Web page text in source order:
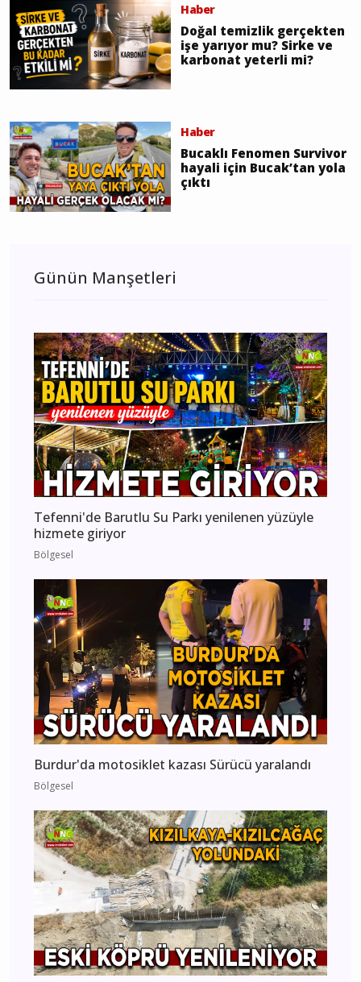
Haber
Doğal temizlik gerçekten
işe yarıyor mu? Sirke ve
karbonat yeterli mi?
Haber
Bucaklı Fenomen Survivor
hayali için Bucak’tan yola
çıktı
Günün Manşetleri
Tefenni'de Barutlu Su Parkı yenilenen yüzüyle
hizmete giriyor
Bölgesel
Burdur'da motosiklet kazası Sürücü yaralandı
Bölgesel